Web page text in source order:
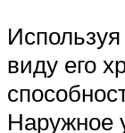
виду его
Наружное